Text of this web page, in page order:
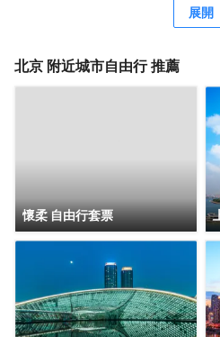
酒店內配套設施完善，爲差旅精
環境，讓社交具有更多可能性；
展開
北京 附近城市自由行 推薦
懷柔 自由行套票